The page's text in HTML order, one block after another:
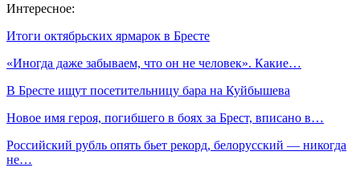
Интересное:
Итоги октябрьских ярмарок в Бресте
«Иногда даже забываем, что он не человек». Какие…
В Бресте ищут посетительницу бара на Куйбышева
Новое имя героя, погибшего в боях за Брест, вписано в…
Российский рубль опять бьет рекорд, белорусский — никогда
не…